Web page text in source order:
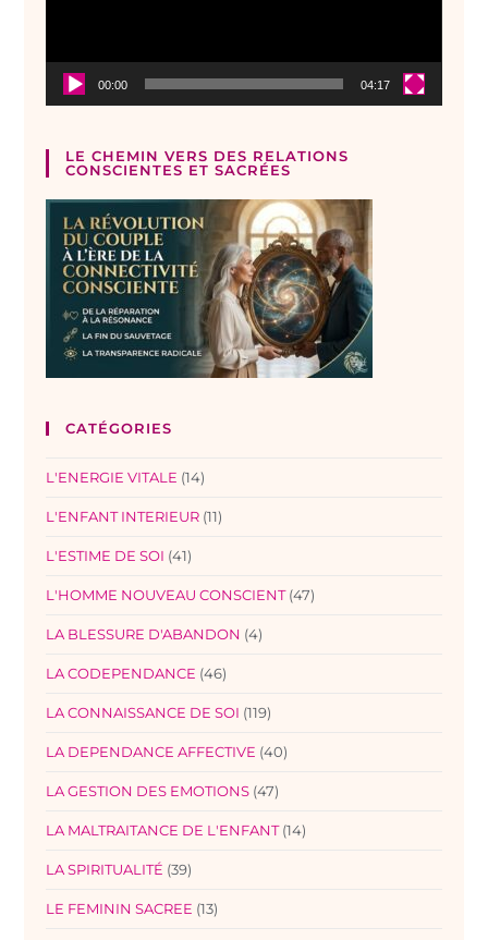
00:00 04:17
LE CHEMIN VERS DES RELATIONS
CONSCIENTES ET SACRÉES
CATÉGORIES
L'ENERGIE VITALE (14)
L'ENFANT INTERIEUR (11)
L'ESTIME DE SOI (41)
L'HOMME NOUVEAU CONSCIENT (47)
LA BLESSURE D'ABANDON (4)
LA CODEPENDANCE (46)
LA CONNAISSANCE DE SOI (119)
LA DEPENDANCE AFFECTIVE (40)
LA GESTION DES EMOTIONS (47)
LA MALTRAITANCE DE L'ENFANT (14)
LA SPIRITUALITÉ (39)
LE FEMININ SACREE (13)